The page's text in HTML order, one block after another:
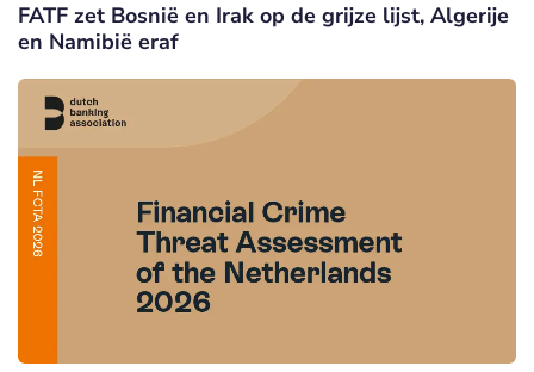
FATF zet Bosnië en Irak op de grijze lijst, Algerije
en Namibië eraf